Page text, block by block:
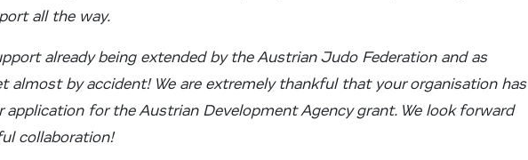
all the way.
already being extended by the Austrian Judo Federation and as
almost by accident! We are extremely thankful that your organisation has
application for the Austrian Development Agency grant. We look forward
collaboration!